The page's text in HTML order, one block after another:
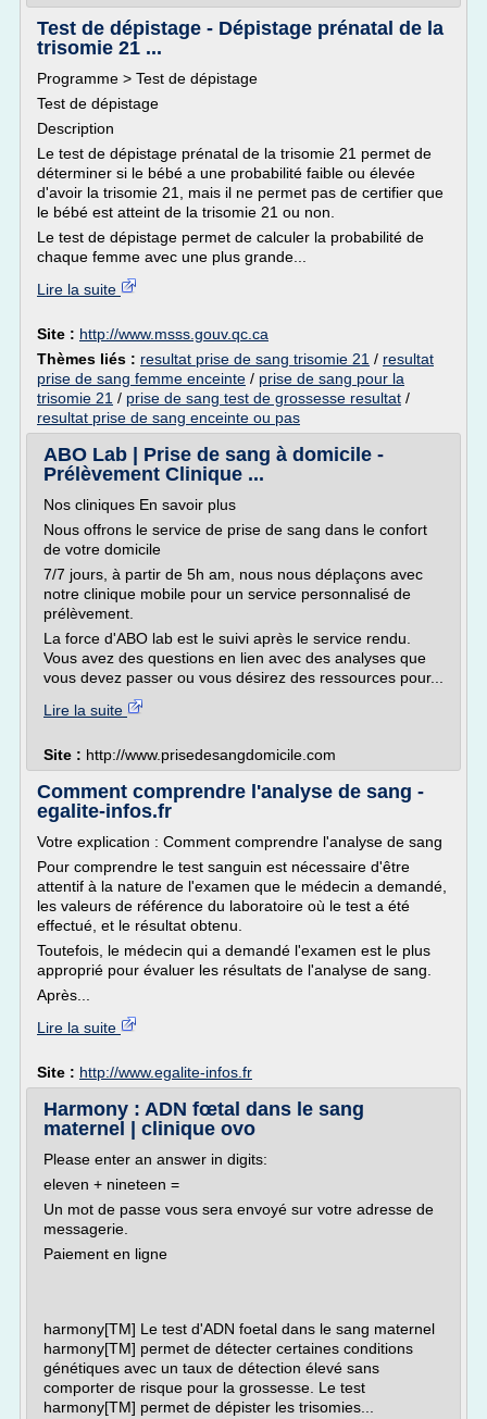
Test de dépistage - Dépistage prénatal de la
trisomie 21 ...
Programme > Test de dépistage
Test de dépistage
Description
Le test de dépistage prénatal de la trisomie 21 permet de
déterminer si le bébé a une probabilité faible ou élevée
d'avoir la trisomie 21, mais il ne permet pas de certifier que
le bébé est atteint de la trisomie 21 ou non.
Le test de dépistage permet de calculer la probabilité de
chaque femme avec une plus grande...
Lire la suite
Site : http://www.msss.gouv.qc.ca
Thèmes liés : resultat prise de sang trisomie 21 / resultat
prise de sang femme enceinte / prise de sang pour la
trisomie 21 / prise de sang test de grossesse resultat /
resultat prise de sang enceinte ou pas
ABO Lab | Prise de sang à domicile -
Prélèvement Clinique ...
Nos cliniques En savoir plus
Nous offrons le service de prise de sang dans le confort
de votre domicile
7/7 jours, à partir de 5h am, nous nous déplaçons avec
notre clinique mobile pour un service personnalisé de
prélèvement.
La force d'ABO lab est le suivi après le service rendu.
Vous avez des questions en lien avec des analyses que
vous devez passer ou vous désirez des ressources pour...
Lire la suite
Site : http://www.prisedesangdomicile.com
Comment comprendre l'analyse de sang -
egalite-infos.fr
Votre explication : Comment comprendre l'analyse de sang
Pour comprendre le test sanguin est nécessaire d'être
attentif à la nature de l'examen que le médecin a demandé,
les valeurs de référence du laboratoire où le test a été
effectué, et le résultat obtenu.
Toutefois, le médecin qui a demandé l'examen est le plus
approprié pour évaluer les résultats de l'analyse de sang.
Après...
Lire la suite
Site : http://www.egalite-infos.fr
Harmony : ADN fœtal dans le sang
maternel | clinique ovo
Please enter an answer in digits:
eleven + nineteen =
Un mot de passe vous sera envoyé sur votre adresse de
messagerie.
Paiement en ligne
harmony[TM] Le test d'ADN foetal dans le sang maternel
harmony[TM] permet de détecter certaines conditions
génétiques avec un taux de détection élevé sans
comporter de risque pour la grossesse. Le test
harmony[TM] permet de dépister les trisomies...